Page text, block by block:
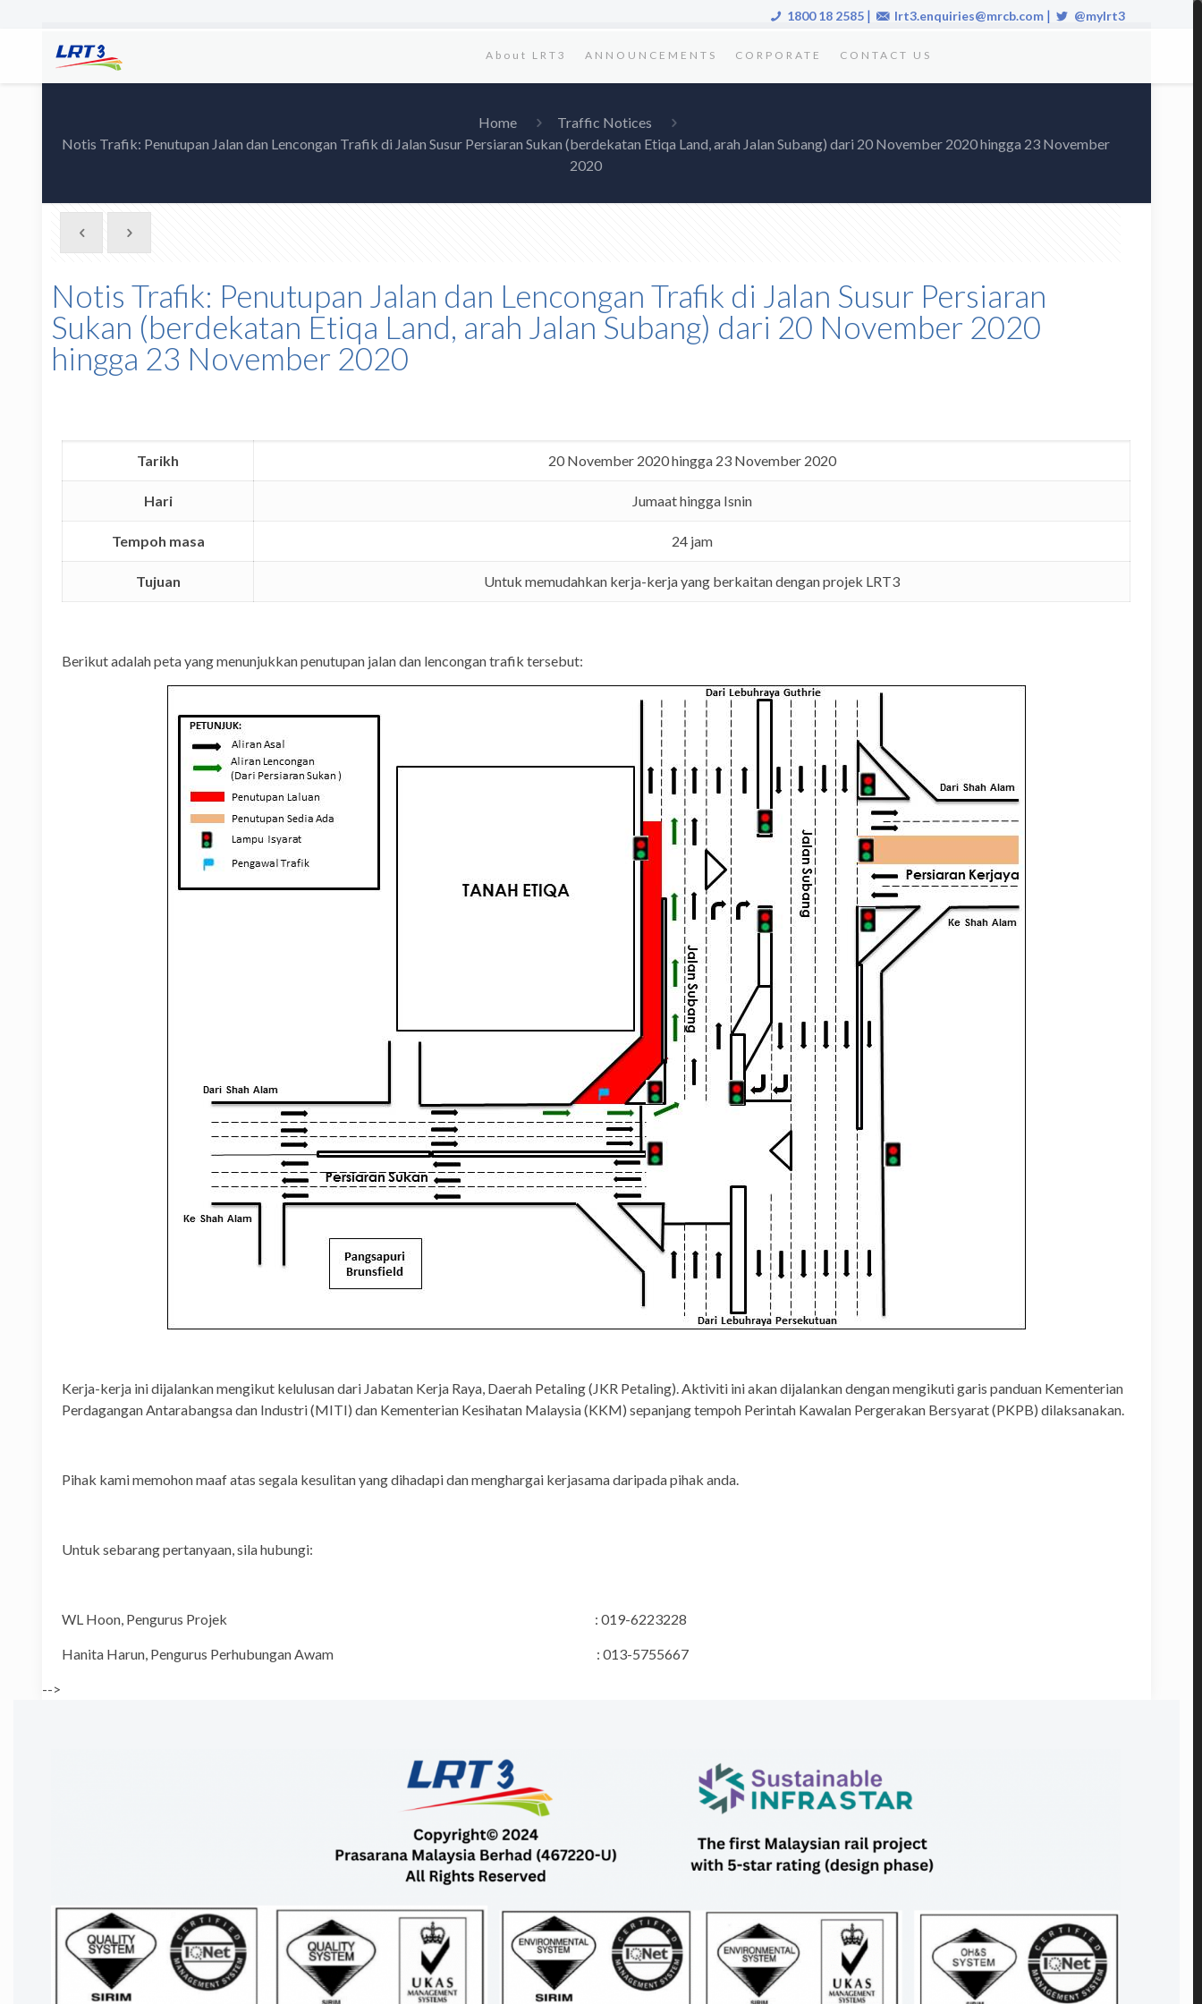
1800 18 2585 | lrt3.enquiries@mrcb.com | @mylrt3
About LRT3 ANNOUNCEMENTS CORPORATE CONTACT US
Home
Traffic Notices
Notis Trafik: Penutupan Jalan dan Lencongan Trafik di Jalan Susur Persiaran Sukan (berdekatan Etiqa Land, arah Jalan Subang) dari 20 November 2020 hingga 23 November
2020
Notis Trafik: Penutupan Jalan dan Lencongan Trafik di Jalan Susur Persiaran
Sukan (berdekatan Etiqa Land, arah Jalan Subang) dari 20 November 2020
hingga 23 November 2020
Tarikh 20 November 2020 hingga 23 November 2020
Hari Jumaat hingga Isnin
Tempoh masa 24 jam
Tujuan Untuk memudahkan kerja-kerja yang berkaitan dengan projek LRT3
Berikut adalah peta yang menunjukkan penutupan jalan dan lencongan trafik tersebut:
Kerja-kerja ini dijalankan mengikut kelulusan dari Jabatan Kerja Raya, Daerah Petaling (JKR Petaling). Aktiviti ini akan dijalankan dengan mengikuti garis panduan Kementerian
Perdagangan Antarabangsa dan Industri (MITI) dan Kementerian Kesihatan Malaysia (KKM) sepanjang tempoh Perintah Kawalan Pergerakan Bersyarat (PKPB) dilaksanakan.
Pihak kami memohon maaf atas segala kesulitan yang dihadapi dan menghargai kerjasama daripada pihak anda.
Untuk sebarang pertanyaan, sila hubungi:
WL Hoon, Pengurus Projek : 019-6223228
Hanita Harun, Pengurus Perhubungan Awam : 013-5755667
-->